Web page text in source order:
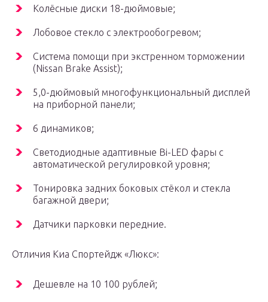
Колёсные диски 18-дюймовые;
Лобовое стекло с электрообогревом;
Система помощи при экстренном торможении
(Nissan Brake Assist);
5,0-дюймовый многофункциональный дисплей
на приборной панели;
6 динамиков;
Светодиодные адаптивные Bi-LED фары с
автоматической регулировкой уровня;
Тонировка задних боковых стёкол и стекла
багажной двери;
Датчики парковки передние.
Отличия Киа Спортейдж «Люкс»:
Дешевле на 10 100 рублей;